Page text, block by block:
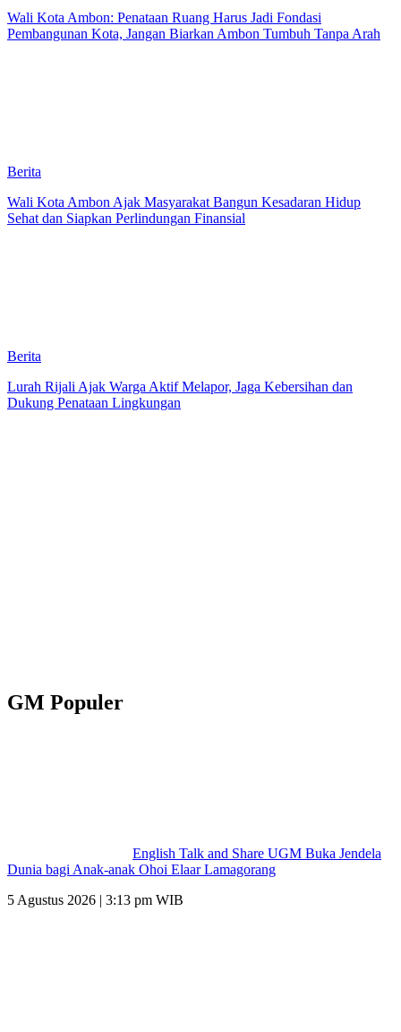
Wali Kota Ambon: Penataan Ruang Harus Jadi Fondasi
Pembangunan Kota, Jangan Biarkan Ambon Tumbuh Tanpa Arah
Berita
Wali Kota Ambon Ajak Masyarakat Bangun Kesadaran Hidup
Sehat dan Siapkan Perlindungan Finansial
Berita
Lurah Rijali Ajak Warga Aktif Melapor, Jaga Kebersihan dan
Dukung Penataan Lingkungan
GM Populer
English Talk and Share UGM Buka Jendela
Dunia bagi Anak-anak Ohoi Elaar Lamagorang
5 Agustus 2026 | 3:13 pm WIB